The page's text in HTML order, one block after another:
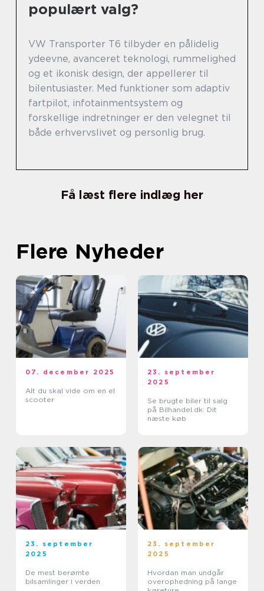
populært valg?
VW Transporter T6 tilbyder en pålidelig
ydeevne, avanceret teknologi, rummelighed
og et ikonisk design, der appellerer til
bilentusiaster. Med funktioner som adaptiv
fartpilot, infotainmentsystem og
forskellige indretninger er den velegnet til
både erhvervslivet og personlig brug.
Få læst flere indlæg her
Flere Nyheder
07. december 2025
Alt du skal vide om en el
scooter
23. september
2025
Se brugte biler til salg
på Bilhandel.dk: Dit
næste køb
23. september
2025
De mest berømte
bilsamlinger i verden
23. september
2025
Hvordan man undgår
overophedning på lange